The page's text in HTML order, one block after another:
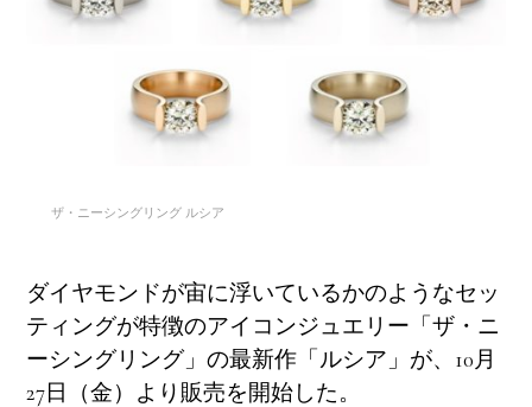
ザ・ニーシングリング ルシア
ダイヤモンドが宙に浮いているかのようなセッ
ティングが特徴のアイコンジュエリー「ザ・ニ
ーシングリング」の最新作「ルシア」が、10月
27日（金）より販売を開始した。